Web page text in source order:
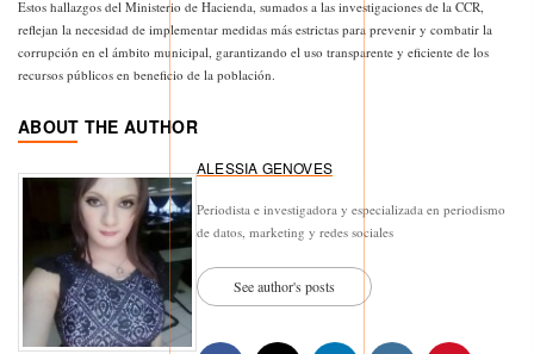
Estos hallazgos del Ministerio de Hacienda, sumados a las investigaciones de la CCR,
reflejan la necesidad de implementar medidas más estrictas para prevenir y combatir la
corrupción en el ámbito municipal, garantizando el uso transparente y eficiente de los
recursos públicos en beneficio de la población.
ABOUT THE AUTHOR
ALESSIA GENOVES
Periodista e investigadora y especializada en periodismo
de datos, marketing y redes sociales
See author's posts